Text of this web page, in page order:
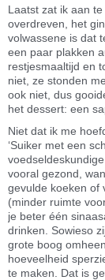
Laatst zat ik aan
overdreven, het
volwassene is dat
een paar plakken
restjesmaaltijd en
niet, ze stonden
ook niet, dus
het dessert: een
Niet dat ik me
‘Suiker met een
vooral gezond,
gevulde koeken of
(minder ruimte
je beter één
drinken. Sowieso
grote boog
hoeveelheid
te maken. Dat is